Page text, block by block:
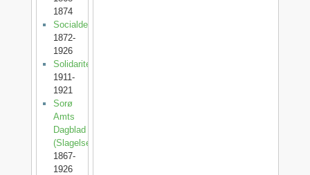
1874
Socialdemokraten
1872-
1926
Solidaritet
1911-
1921
Sorø
Amts
Dagblad
(SlagelsePosten)
1867-
1926